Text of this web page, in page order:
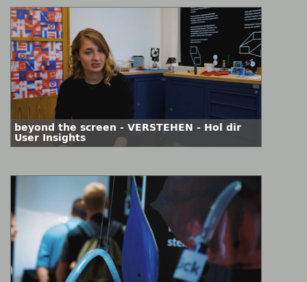
beyond the screen - VERSTEHEN - Hol dir
User Insights